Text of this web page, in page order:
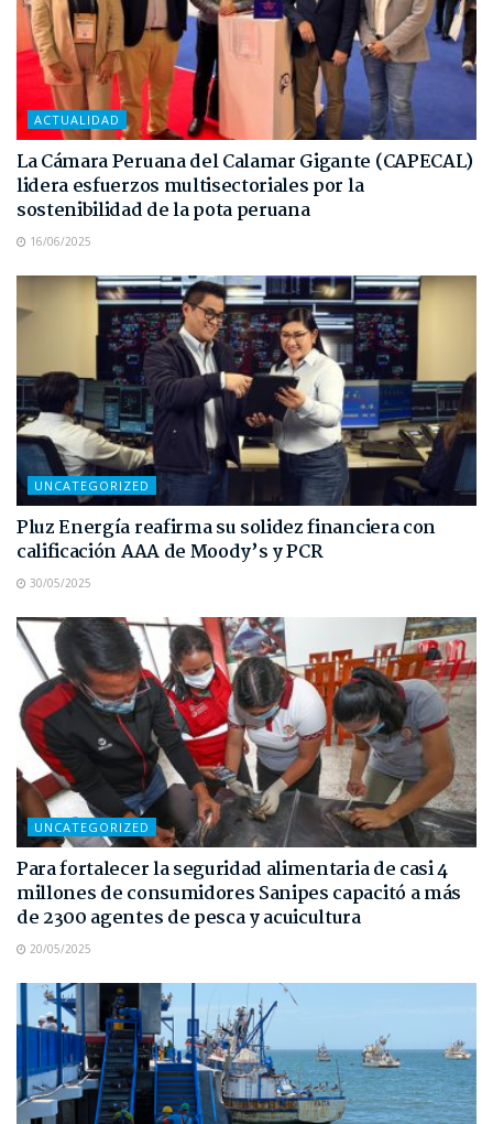
ACTUALIDAD
La Cámara Peruana del Calamar Gigante (CAPECAL)
lidera esfuerzos multisectoriales por la
sostenibilidad de la pota peruana
16/06/2025
UNCATEGORIZED
Pluz Energía reafirma su solidez financiera con
calificación AAA de Moody’s y PCR
30/05/2025
UNCATEGORIZED
Para fortalecer la seguridad alimentaria de casi 4
millones de consumidores Sanipes capacitó a más
de 2300 agentes de pesca y acuicultura
20/05/2025